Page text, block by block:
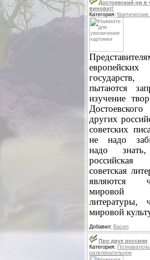
Достоевский ни в
виноват!
Категория: Критические
европейских
пытаются
изучение
других
советских
не надо
надо
советская
являются
мировой
литературы,
мировой
Добавил: Васил
Про двух россиян
Категория:
развлекательное